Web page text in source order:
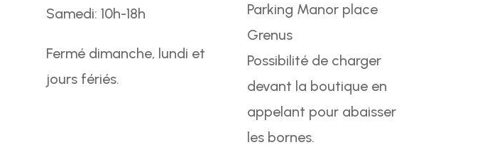
Samedi: 10h-18h
Fermé dimanche, lundi et
jours fériés.
Parking Manor place
Grenus
Possibilité de charger
devant la boutique en
appelant pour abaisser
les bornes.